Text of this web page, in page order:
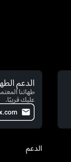
الدعم
طهاتنا
عليك قريبًا.
الدعم